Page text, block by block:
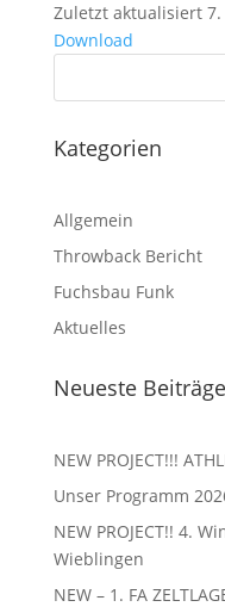
Zuletzt aktualisiert
Download
Kategorien
Allgemein
Throwback Bericht
Fuchsbau Funk
Aktuelles
Neueste Beiträge
NEW PROJECT!!!
Unser Programm
NEW PROJECT!! 4.
Wieblingen
NEW – 1. FA